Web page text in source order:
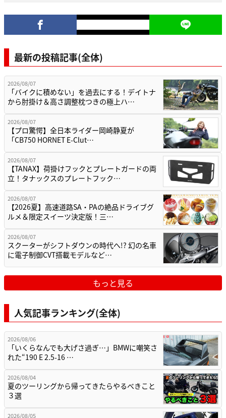
最新の投稿記事(全体)
2026/08/07
「バイクに積めない」を過去にする！デイトナ
から肘掛け＆高さ調整枕つきの極上ハ…
2026/08/07
【プロ驚愕】全日本ライダー岡崎静夏が
「CB750 HORNET E-Clut…
2026/08/07
【TANAX】荷掛けフックとプレートガードの両
立！タナックスのプレートフック…
2026/08/07
【2026夏】高速道路SA・PAの絶品ドライブグ
ルメ＆限定スイーツ決定版！三…
2026/08/07
スクーターがシフトダウンの時代へ!? 幻の名車
に電子制御CVT搭載モデルなど…
もっと見る
人気記事ランキング(全体)
2026/08/06
「いくらなんでも大げさ過ぎ…」BMWに嘲笑さ
れた“190 E 2.5-16 …
2026/08/04
夏のツーリングから帰ってきたらやるべきこと
３選
2026/08/05